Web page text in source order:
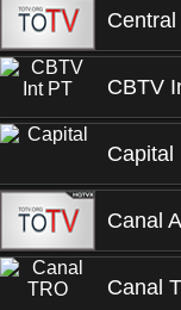
Central
CBTV
Capital
Canal
Canal